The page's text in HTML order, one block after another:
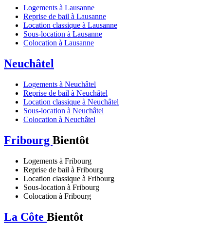
Logements à Lausanne
Reprise de bail à Lausanne
Location classique à Lausanne
Sous-location à Lausanne
Colocation à Lausanne
Neuchâtel
Logements à Neuchâtel
Reprise de bail à Neuchâtel
Location classique à Neuchâtel
Sous-location à Neuchâtel
Colocation à Neuchâtel
Fribourg Bientôt
Logements à Fribourg
Reprise de bail à Fribourg
Location classique à Fribourg
Sous-location à Fribourg
Colocation à Fribourg
La Côte Bientôt